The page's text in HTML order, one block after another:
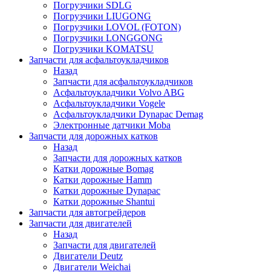
Погрузчики SDLG
Погрузчики LIUGONG
Погрузчики LOVOL (FOTON)
Погрузчики LONGGONG
Погрузчики KOMATSU
Запчасти для асфальтоукладчиков
Назад
Запчасти для асфальтоукладчиков
Асфальтоукладчики Volvo ABG
Асфальтоукладчики Vogele
Асфальтоукладчики Dynapac Demag
Электронные датчики Moba
Запчасти для дорожных катков
Назад
Запчасти для дорожных катков
Катки дорожные Bomag
Катки дорожные Hamm
Катки дорожные Dynapac
Катки дорожные Shantui
Запчасти для автогрейдеров
Запчасти для двигателей
Назад
Запчасти для двигателей
Двигатели Deutz
Двигатели Weichai